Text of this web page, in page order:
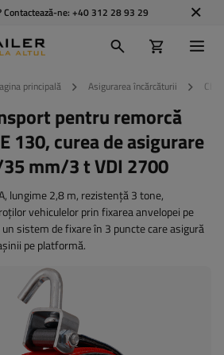
Contactează-ne: +40 312 28 93 29
principală Asigurarea încărcăturii
pentru remorcă
130, curea de asigurare
mm/3 t VDI 2700
lungime 2,8 m, rezistență 3 tone,
vehiculelor prin fixarea anvelopei pe
sistem de fixare în 3 puncte care asigură
pe platformă.